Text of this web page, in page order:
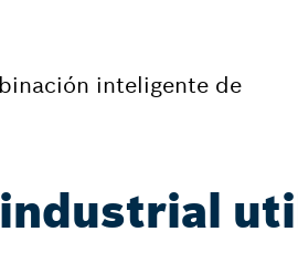
inteligente de